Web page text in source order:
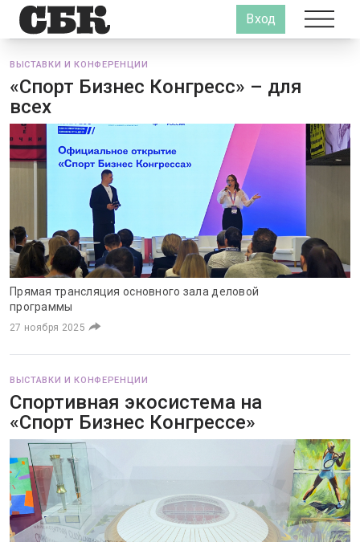
Вход
ВЫСТАВКИ И КОНФЕРЕНЦИИ
«Спорт Бизнес Конгресс» – для
всех
Прямая трансляция основного зала деловой
программы
27 ноября 2025
ВЫСТАВКИ И КОНФЕРЕНЦИИ
Спортивная экосистема на
«Спорт Бизнес Конгрессе»